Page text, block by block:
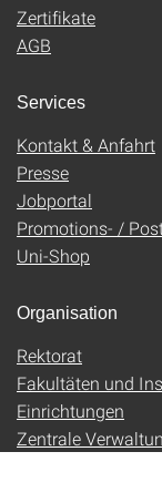
Zertifikate
AGB
Services
Kontakt & Anfahrt
Presse
Jobportal
Promotions- /
Uni-Shop
Organisation
Rektorat
Fakultäten und
Einrichtungen
Zentrale